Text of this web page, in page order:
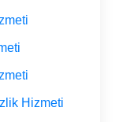
Hizmeti